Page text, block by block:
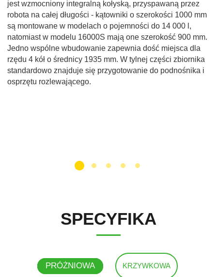
jest wzmocniony integralną kołyską, przyspawaną przez
robota na całej długości - kątowniki o szerokości 1000 mm
są montowane w modelach o pojemności do 14 000 l,
natomiast w modelu 16000S mają one szerokość 900 mm.
Jedno wspólne wbudowanie zapewnia dość miejsca dla
rzędu 4 kół o średnicy 1935 mm. W tylnej części zbiornika
standardowo znajduje się przygotowanie do podnośnika i
osprzętu rozlewającego.
SPECYFIKA
PRÓŻNIOWA KRZYWKOWA